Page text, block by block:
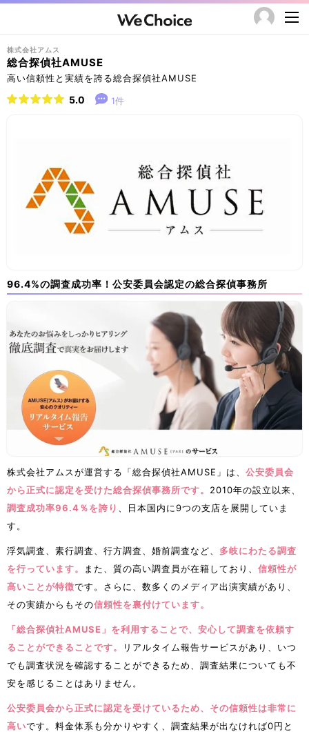
​株式会社アムス
総合探偵社AMUSE
高い信頼性と実績を誇る総合探偵社AMUSE
5.0 1件
96.4%の調査成功率！公安委員会認定の総合探偵事務所
株式会社アムスが運営する「総合探偵社AMUSE」は、 公安委員会
から正式に認定を受けた総合探偵事務所です。 2010年の設立以来、
調査成功率96.4％を誇り
、日本国内に9つの支店を展開していま
す。
浮気調査、素行調査、行方調査、婚前調査など、 多岐にわたる調査
を行っています。
また、質の高い調査員が在籍しており、 信頼性が
高いことが特徴です。さらに、数多くのメディア出演実績があり、
その実績からもその信頼性を裏付けています。
「総合探偵社AMUSE」を利用することで、安心して調査を依頼す
ることができることです。
リアルタイム報告サービスがあり、いつ
でも調査状況を確認することができるため、調査結果についても不
安を感じることはありません。
公安委員会から正式に認定を受けているため、その信頼性は非常に
高いです。料金体系も分かりやすく、調査結果が出なければ0円と